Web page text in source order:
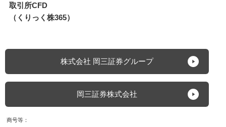
取引所CFD
（くりっく株365）
株式会社 岡三証券グループ
岡三証券株式会社
商号等